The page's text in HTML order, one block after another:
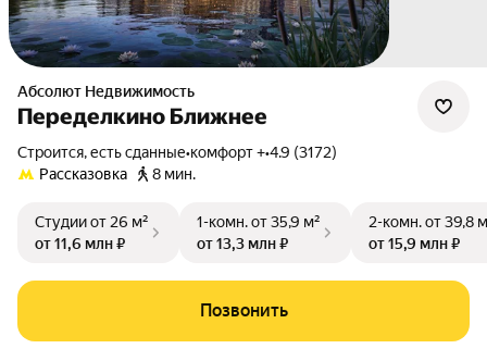
Абсолют Недвижимость
Переделкино Ближнее
Строится, есть сданные•комфорт +•4.9 (3172)
Рассказовка
8 мин.
Студииот 26 м²
от 11,6 млн ₽
1-комн.от 35,9 м²
от 13,3 млн ₽
2-комн.от 39,8
от 15,9 млн ₽
Позвонить